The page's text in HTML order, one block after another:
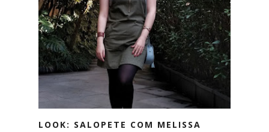
LOOK: SALOPETE COM MELISSA